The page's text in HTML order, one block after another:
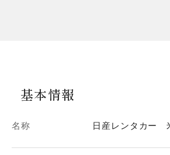
基本情報
名称 日産レンタカー